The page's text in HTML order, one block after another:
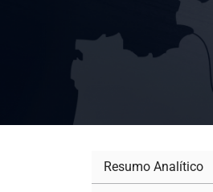
Resumo Analítico